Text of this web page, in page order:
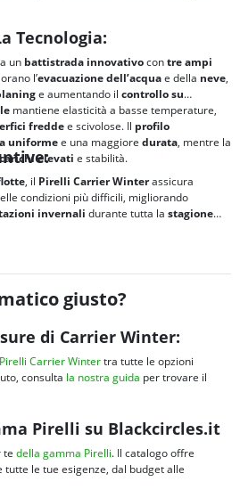
Tecnologia:
un battistrada innovativocontre ampi
l’evacuazione dell’acquae della neve,
e aumentando il controllo su
mantiene elasticità a basse temperature,
freddee scivolose. Il profilo
uniformee una maggiore durata, mentre la
carichi elevati e stabilità.
, il Pirelli Carrier Winterassicura
condizioni più difficili, migliorando
invernali durante tutta la stagione
giusto?
di Carrier Winter:
Pirelli Carrier Wintertra tutte le opzioni
consulta la nostra guida per trovare il
Pirelli su Blackcircles.it
te della gamma Pirelli. Il catalogo offre
le tue esigenze, dal budget alle